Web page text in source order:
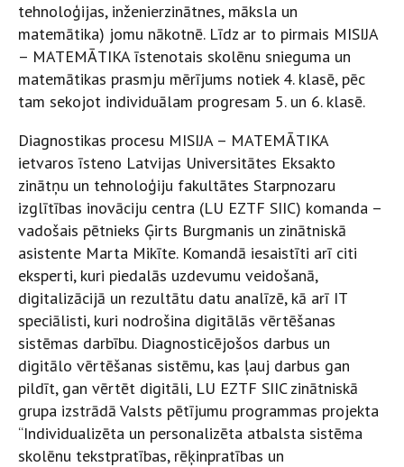
tehnoloģijas, inženierzinātnes, māksla un
matemātika) jomu nākotnē. Līdz ar to pirmais MISIJA
– MATEMĀTIKA īstenotais skolēnu snieguma un
matemātikas prasmju mērījums notiek 4. klasē, pēc
tam sekojot individuālam progresam 5. un 6. klasē.
Diagnostikas procesu MISIJA – MATEMĀTIKA
ietvaros īsteno Latvijas Universitātes Eksakto
zinātņu un tehnoloģiju fakultātes Starpnozaru
izglītības inovāciju centra (LU EZTF SIIC) komanda –
vadošais pētnieks Ģirts Burgmanis un zinātniskā
asistente Marta Mikīte. Komandā iesaistīti arī citi
eksperti, kuri piedalās uzdevumu veidošanā,
digitalizācijā un rezultātu datu analīzē, kā arī IT
speciālisti, kuri nodrošina digitālās vērtēšanas
sistēmas darbību. Diagnosticējošos darbus un
digitālo vērtēšanas sistēmu, kas ļauj darbus gan
pildīt, gan vērtēt digitāli, LU EZTF SIIC zinātniskā
grupa izstrādā Valsts pētījumu programmas projekta
“Individualizēta un personalizēta atbalsta sistēma
skolēnu tekstpratības, rēķinpratības un